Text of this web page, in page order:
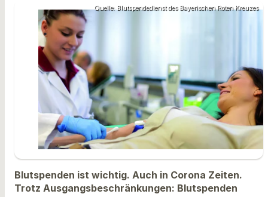
Quelle: Blutspendedienst des Bayerischen Roten Kreuzes
Blutspenden ist wichtig. Auch in Corona Zeiten.
Trotz Ausgangsbeschränkungen: Blutspenden